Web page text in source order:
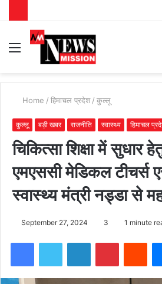
Menu
Home / हिमाचल प्रदेश / कुल्लू
कुल्लू बड़ी खबर राजनीति स्वास्थ्य हिमाचल
चिकित्सा शिक्षा में सुधार
एमएससी मेडिकल टीचर्स
स्वास्थ्य मंत्री नड्डा से
September 27, 2024 3 1 minute